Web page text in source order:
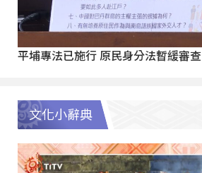
平埔專法已施行 原民身分法暫緩審查
文化小辭典